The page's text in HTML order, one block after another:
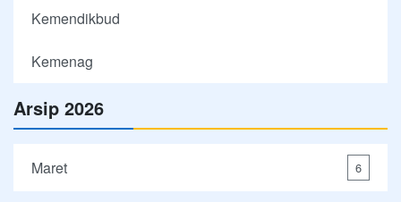
Kemendikbud
Kemenag
Arsip 2026
Maret 6